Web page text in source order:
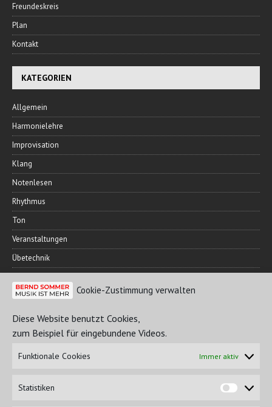
Cookie-Zustimmung verwalten
Diese Website benutzt Cookies,
zum Beispiel für eingebundene Videos.
Funktionale Cookies Immer aktiv
Statistiken
Freundeskreis
Plan
Kontakt
KATEGORIEN
Allgemein
Harmonielehre
Improvisation
Klang
Notenlesen
Rhythmus
Ton
Veranstaltungen
Übetechnik
FREUNDESKREIS